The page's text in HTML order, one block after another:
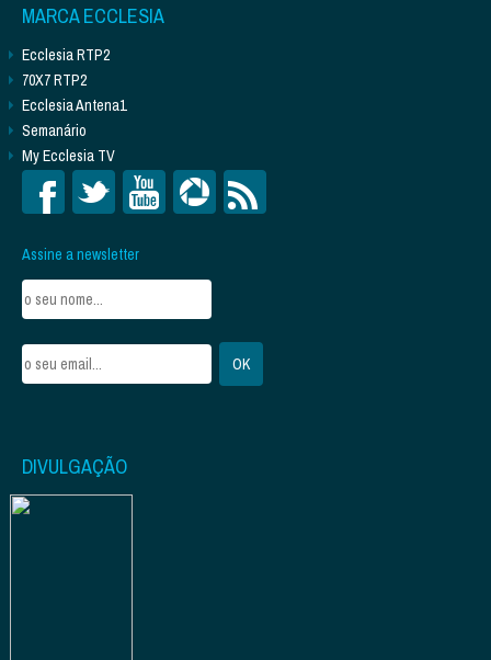
MARCA ECCLESIA
Ecclesia RTP2
70X7 RTP2
Ecclesia Antena1
Semanário
My Ecclesia TV
Assine a newsletter
DIVULGAÇÃO